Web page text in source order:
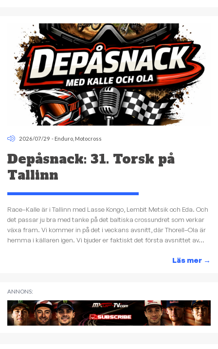
2026/07/29 - Enduro Motocross
Depåsnack: 31. Torsk på
Tallinn
Race–Kalle är i Tallinn med Lasse Kongo, Lembit Metsik och Eda. Och
det passar ju bra med tanke på det baltiska crossundret som verkar
växa fram. Vi kommer in på det i veckans avsnitt, där Thorell–Ola är
hemma i källaren igen. Vi bjuder er faktiskt det första avsnittet av...
Läs mer →
ANNONS: